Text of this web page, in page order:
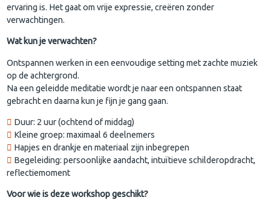
ervaring is. Het gaat om vrije expressie, creëren zonder
verwachtingen.
Wat kun je verwachten?
Ontspannen werken in een eenvoudige setting met zachte muziek
op de achtergrond.
Na een geleidde meditatie wordt je naar een ontspannen staat
gebracht en daarna kun je fijn je gang gaan.
Duur: 2 uur (ochtend of middag)
Kleine groep: maximaal 6 deelnemers
Hapjes en drankje en materiaal zijn inbegrepen
Begeleiding: persoonlijke aandacht, intuïtieve schilderopdracht,
reflectiemoment
Voor wie is deze workshop geschikt?